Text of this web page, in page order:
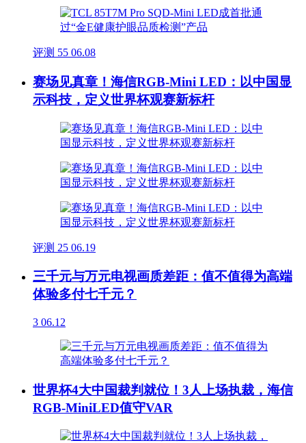
评测 55 06.08
赛场见真章！海信RGB-Mini LED：以中国显
示科技，定义世界杯观赛新标杆
评测 25 06.19
三千元与万元电视画质差距：值不值得为高端
体验多付七千元？
3 06.12
世界杯4大中国裁判就位！3人上场执裁，海信
RGB-MiniLED值守VAR